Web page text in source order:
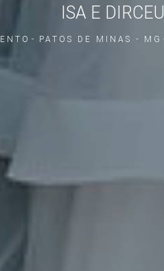
PATOS DE MINAS - MG
ISA E DIRCEU